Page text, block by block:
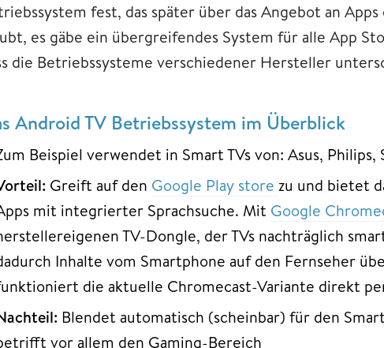
fest, das später über das Angebot an
es gäbe ein übergreifendes System für alle App
die Betriebssysteme verschiedener Hersteller
Android TV Betriebssystem im Überblick
Beispiel verwendet in Smart TVs von: Asus, Philips,
Greift auf den Google Play store zu und bietet
mit integrierter Sprachsuche. Mit Google
TV-Dongle, der TVs nachträglich
Inhalte vom Smartphone auf den Fernseher
die aktuelle Chromecast-Variante direkt
Blendet automatisch (scheinbar) für den
vor allem den Gaming-Bereich